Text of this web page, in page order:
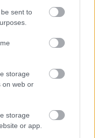
sent to
storage
on web or
storage
or app.